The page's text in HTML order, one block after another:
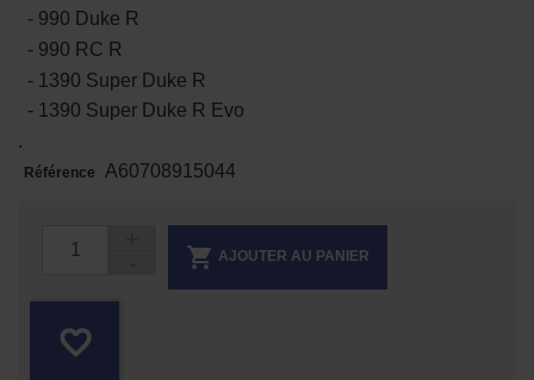
- 990 Duke R
- 990 RC R
- 1390 Super Duke R
- 1390 Super Duke R Evo
.
Référence A60708915044
 AJOUTER AU PANIER
favorite_border